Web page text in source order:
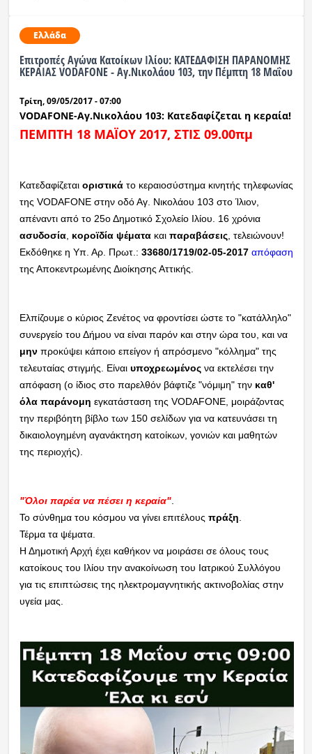
Ελλάδα
Επιτροπές Αγώνα Κατοίκων Ιλίου: ΚΑΤΕΔΑΦΙΣΗ ΠΑΡΑΝΟΜΗΣ
ΚΕΡΑΙΑΣ VODAFONE - Αγ.Νικολάου 103, την Πέμπτη 18 Μαΐου
Τρίτη, 09/05/2017 - 07:00
VODAFONE-Αγ.Νικολάου 103: Κατεδαφίζεται η κεραία!
ΠΕΜΠΤΗ 18 ΜΑΪΟΥ 2017, ΣΤΙΣ 09.00πμ
Κατεδαφίζεται οριστικά το κεραιοσύστημα κινητής τηλεφωνίας
της VODAFONE στην οδό Αγ. Νικολάου 103 στο Ίλιον,
απέναντι από το 25ο Δημοτικό Σχολείο Ιλίου. 16 χρόνια
ασυδοσία, κοροϊδία ψέματακαι παραβάσεις, τελειώνουν!
Εκδόθηκε η Υπ. Αρ. Πρωτ.: 33680/1719/02-05-2017 απόφαση
της Αποκεντρωμένης Διοίκησης Αττικής.
Ελπίζουμε ο κύριος Ζενέτος να φροντίσει ώστε το "κατάλληλο"
συνεργείο του Δήμου να είναι παρόν και στην ώρα του, και να
μηνπροκύψει κάποιο επείγον ή απρόσμενο "κόλλημα" της
τελευταίας στιγμής. Είναι υποχρεωμένοςνα εκτελέσει την
απόφαση (ο ίδιος στο παρελθόν βάφτιζε "νόμιμη" την καθ'
όλα παράνομη εγκατάσταση της VODAFONE, μοιράζοντας
την περιβόητη βίβλο των 150 σελίδων για να κατευνάσει τη
δικαιολογημένη αγανάκτηση κατοίκων, γονιών και μαθητών
της περιοχής).
"Όλοι παρέα να πέσει η κεραία".
Το σύνθημα του κόσμου να γίνει επιτέλους πράξη
Τέρμα τα ψέματα.
Η Δημοτική Αρχή έχει καθήκον να μοιράσει σε όλους τους
κατοίκους του Ιλίου την ανακοίνωση του Ιατρικού Συλλόγου
για τις επιπτώσεις της ηλεκτρομαγνητικής ακτινοβολίας στην
υγεία μας.